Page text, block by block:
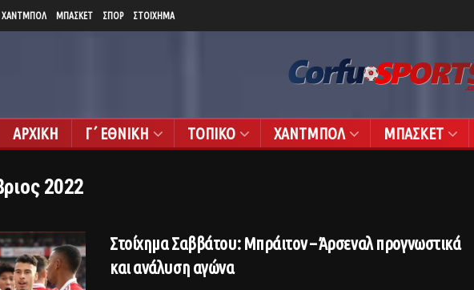
ΧΑΝΤΜΠΟΛ ΜΠΑΣΚΕΤ ΣΠΟΡ ΣΤΟΙΧΗΜΑ
ΑΡΧΙΚΗ Γ΄ ΕΘΝΙΚΗ ΤΟΠΙΚΟ ΧΑΝΤΜΠΟΛ ΜΠΑΣΚΕΤ
2022
Στοίχημα Σαββάτου: Μπράιτον – Άρσεναλ προγνωστικά
και ανάλυση αγώνα